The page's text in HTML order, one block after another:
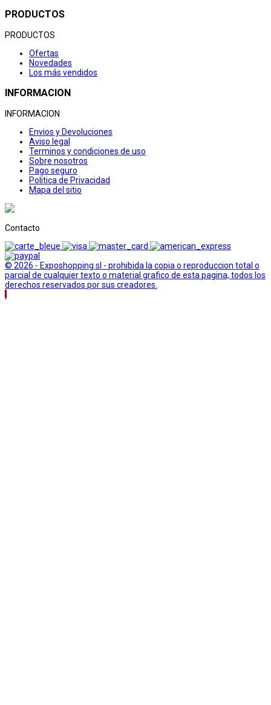
PRODUCTOS
PRODUCTOS
Ofertas
Novedades
Los más vendidos
INFORMACION
INFORMACION
Envios y Devoluciones
Aviso legal
Terminos y condiciones de uso
Sobre nosotros
Pago seguro
Politica de Privacidad
Mapa del sitio
Contacto
© 2026 - Exposhopping sl - prohibida la copia o reproduccion total o
parcial de cualquier texto o material grafico de esta pagina, todos los
derechos reservados por sus creadores.